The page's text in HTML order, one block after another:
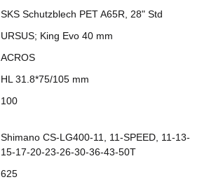
SKS Schutzblech PET A65R, 28" Std
URSUS; King Evo 40 mm
ACROS
HL 31.8*75/105 mm
100
Shimano CS-LG400-11, 11-SPEED, 11-13-
15-17-20-23-26-30-36-43-50T
625